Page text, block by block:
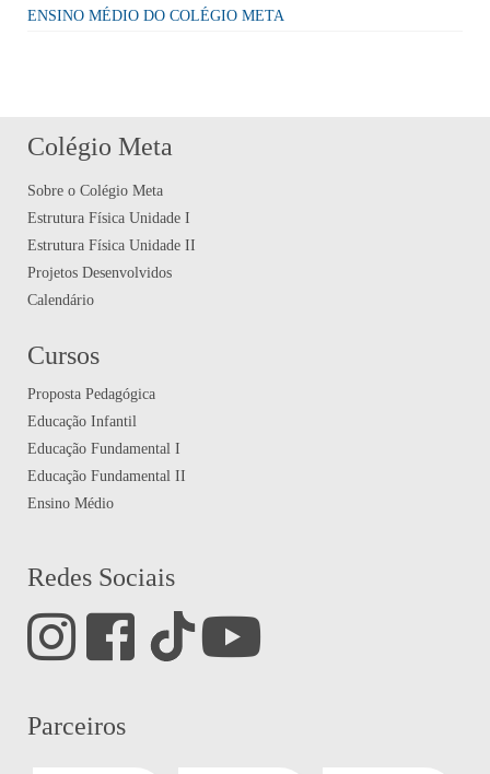
ENSINO MÉDIO DO COLÉGIO META
Colégio Meta
Sobre o Colégio Meta
Estrutura Física Unidade I
Estrutura Física Unidade II
Projetos Desenvolvidos
Calendário
Cursos
Proposta Pedagógica
Educação Infantil
Educação Fundamental I
Educação Fundamental II
Ensino Médio
Redes Sociais
Parceiros